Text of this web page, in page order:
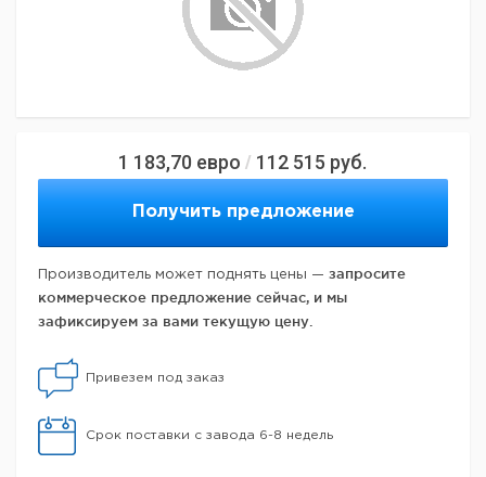
1 183,70 евро / 112 515 руб.
Получить предложение
Производитель может поднять цены — запросите
коммерческое предложение сейчас, и мы
зафиксируем за вами текущую цену.
Привезем под заказ
Срок поставки с завода 6-8 недель